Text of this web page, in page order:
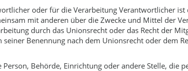
oder für die Verarbeitung Verantwortlicher
mit anderen über die Zwecke und Mittel der
durch das Unionsrecht oder das Recht der
Benennung nach dem Unionsrecht oder dem
Behörde, Einrichtung oder andere Stelle, die